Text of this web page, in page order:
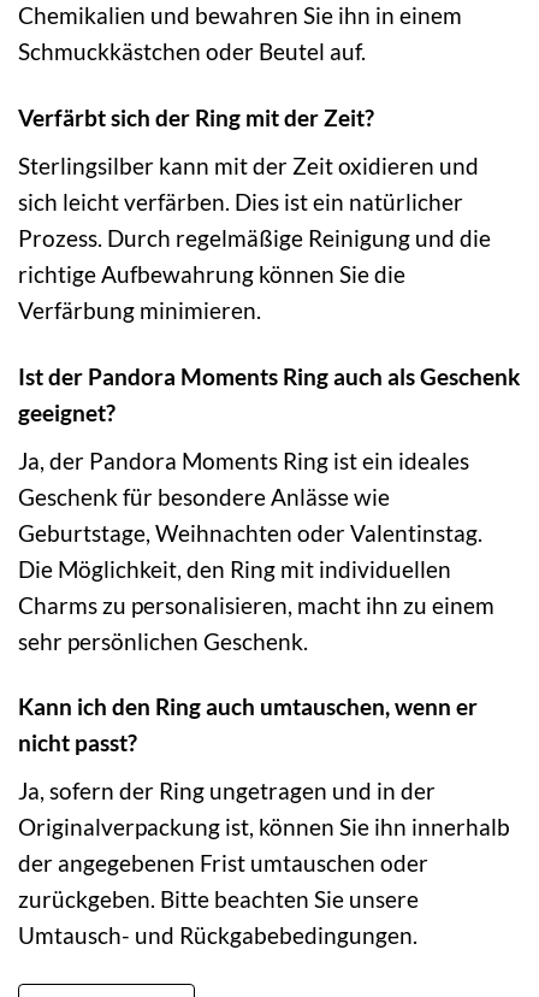
Chemikalien und bewahren Sie ihn in einem
Schmuckkästchen oder Beutel auf.
Verfärbt sich der Ring mit der Zeit?
Sterlingsilber kann mit der Zeit oxidieren und
sich leicht verfärben. Dies ist ein natürlicher
Prozess. Durch regelmäßige Reinigung und die
richtige Aufbewahrung können Sie die
Verfärbung minimieren.
Ist der Pandora Moments Ring auch als Geschenk
geeignet?
Ja, der Pandora Moments Ring ist ein ideales
Geschenk für besondere Anlässe wie
Geburtstage, Weihnachten oder Valentinstag.
Die Möglichkeit, den Ring mit individuellen
Charms zu personalisieren, macht ihn zu einem
sehr persönlichen Geschenk.
Kann ich den Ring auch umtauschen, wenn er
nicht passt?
Ja, sofern der Ring ungetragen und in der
Originalverpackung ist, können Sie ihn innerhalb
der angegebenen Frist umtauschen oder
zurückgeben. Bitte beachten Sie unsere
Umtausch- und Rückgabebedingungen.